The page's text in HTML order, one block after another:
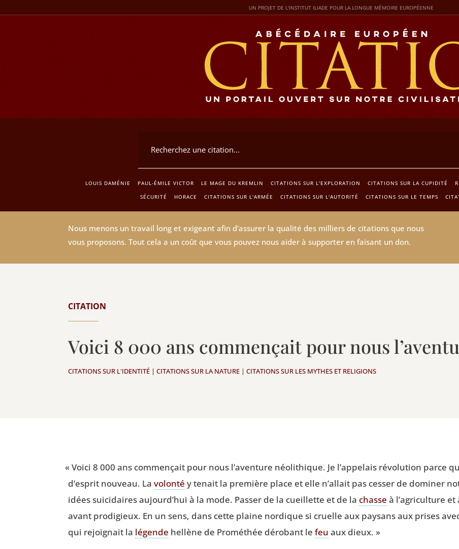
UN PROJET DE L'INSTITUT ILIADE POUR LA LONGUE MÉMOIRE EUROPÉENNE
LOUIS DAMÉNIE PAUL-ÉMILE VICTOR LE MAGE DU KREMLIN CITATIONS SUR L'EXPLORATION CITATIONS SUR LA CUPIDITÉ
SÉCURITÉ
HORACE CITATIONS SUR L'ARMÉE CITATIONS SUR L'AUTORITÉ CITATIONS SUR LE TEMPS
Nous menons un travail long et exigeant afin d'assurer la qualité des milliers de citations que nous
vous proposons. Tout cela a un coût que vous pouvez nous aider à supporter en faisant un don.
CITATION
Voici 8 000 ans commençait pour nous
CITATIONS SUR L'IDENTITÉ |CITATIONS SUR LA NATURE |CITATIONS SUR LES MYTHES ET RELIGIONS
« Voi­ci 8 000 ans com­men­çait pour nous l’aventure néo­li­thique. Je l’appelais révo­lu­tion parce
d’esprit nou­veau. Lavolon­té y tenait la pre­mière place et elle n’allait pas ces­ser de domi­ner
idées sui­ci­daires aujourd’hui à la mode. Pas­ser de la cueillette et de la chasse à l’agriculture
avant pro­di­gieux. En un sens, dans cette plaine nor­dique si cruelle aux pay­sans aux prises
qui rejoi­gnait la légende hel­lène de Pro­mé­thée déro­bant lefeu aux dieux. »